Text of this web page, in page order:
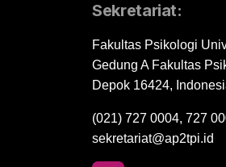
Sekretariat:
Fakultas Psikologi
Gedung A Fakultas
Depok 16424,
(021) 727 0004, 727
sekretariat@ap2tpi.id